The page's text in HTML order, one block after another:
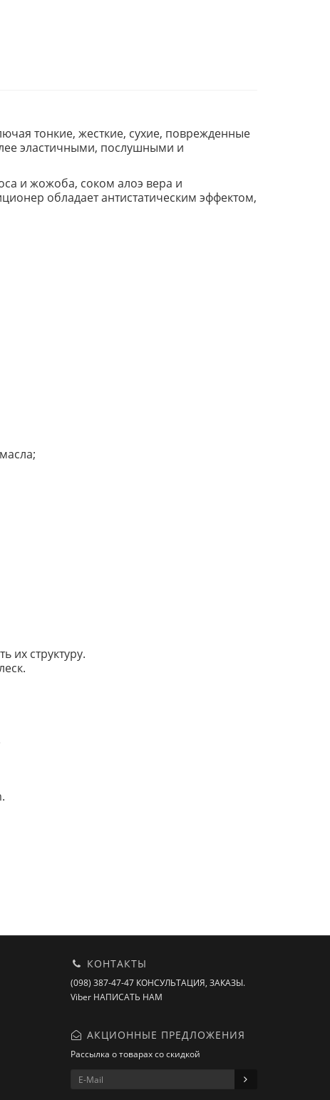
тонкие, жесткие, сухие, поврежденные
эластичными, послушными и
и жожоба, соком алоэ вера и
обладает антистатическим эффектом,
их структуру.
КОНТАКТЫ
(098) 387-47-47 КОНСУЛЬТАЦИЯ, ЗАКАЗЫ.
Viber НАПИСАТЬ НАМ
АКЦИОННЫЕ ПРЕДЛОЖЕНИЯ
Рассылка о товарах со скидкой